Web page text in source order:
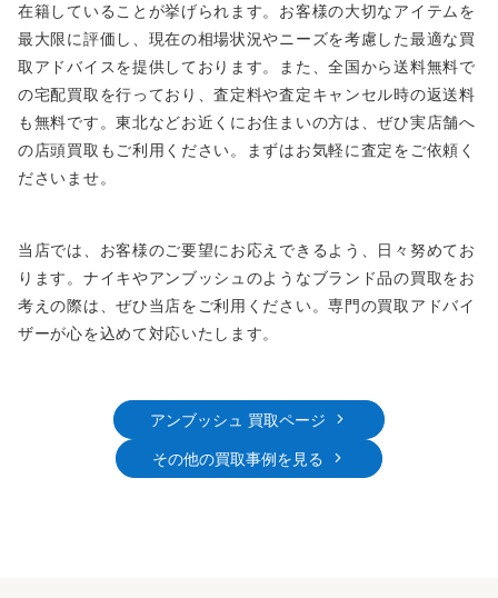
在籍していることが挙げられます。お客様の大切なアイテムを
最大限に評価し、現在の相場状況やニーズを考慮した最適な買
取アドバイスを提供しております。また、全国から送料無料で
の宅配買取を行っており、査定料や査定キャンセル時の返送料
も無料です。東北などお近くにお住まいの方は、ぜひ実店舗へ
の店頭買取もご利用ください。まずはお気軽に査定をご依頼く
ださいませ。
当店では、お客様のご要望にお応えできるよう、日々努めてお
ります。ナイキやアンブッシュのようなブランド品の買取をお
考えの際は、ぜひ当店をご利用ください。専門の買取アドバイ
ザーが心を込めて対応いたします。
アンブッシュ 買取ページ
その他の買取事例を見る